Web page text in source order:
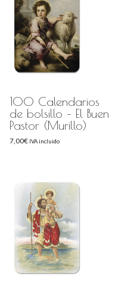
100 Calendarios
de bolsillo – El Buen
Pastor (Murillo)
7,00€ IVA incluido